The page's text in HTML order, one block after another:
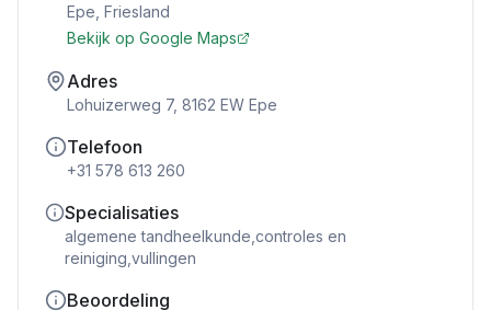
Epe Friesland
Bekijk op Google Maps
Adres
Lohuizerweg 7, 8162 EW Epe
Telefoon
+31 578 613 260
Specialisaties
algemene tandheelkunde,controles en
reiniging,vullingen
Beoordeling